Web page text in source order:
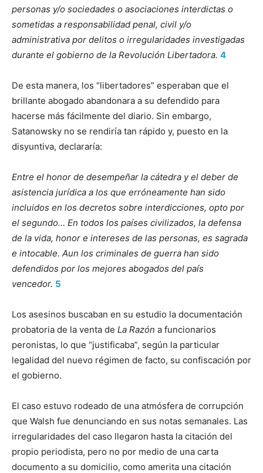
personas y/o sociedades o asociaciones interdictas o
sometidas a responsabilidad penal, civil y/o
administrativa por delitos o irregularidades investigadas
durante el gobierno de la Revolución Libertadora. 4
De esta manera, los “libertadores” esperaban que el
brillante abogado abandonara a su defendido para
hacerse más fácilmente del diario. Sin embargo,
Satanowsky no se rendiría tan rápido y, puesto en la
disyuntiva, declararía:
Entre el honor de desempeñar la cátedra y el deber de
asistencia jurídica a los que erróneamente han sido
incluidos en los decretos sobre interdicciones, opto por
el segundo… En todos los países civilizados, la defensa
de la vida, honor e intereses de las personas, es sagrada
e intocable. Aun los criminales de guerra han sido
defendidos por los mejores abogados del país
vencedor. 5
Los asesinos buscaban en su estudio la documentación
probatoria de la venta de La Razón a funcionarios
peronistas, lo que “justificaba”, según la particular
legalidad del nuevo régimen de facto, su confiscación por
el gobierno.
El caso estuvo rodeado de una atmósfera de corrupción
que Walsh fue denunciando en sus notas semanales. Las
irregularidades del caso llegaron hasta la citación del
propio periodista, pero no por medio de una carta
documento a su domicilio, como amerita una citación